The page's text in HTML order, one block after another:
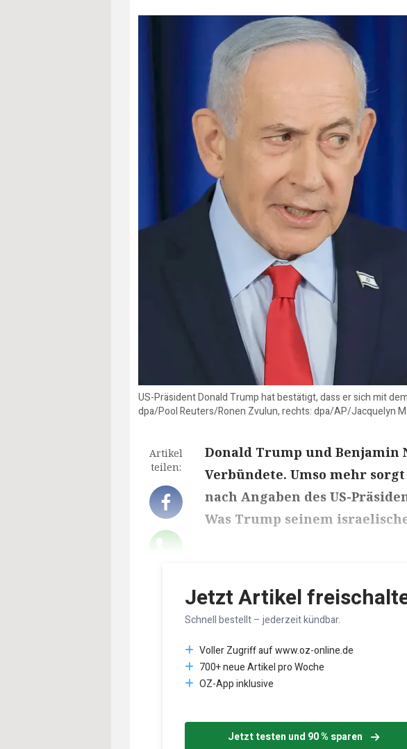
US-Präsident Donald Trump hat bestätigt, dass er sich mit
dpa/Pool Reuters/Ronen Zvulun, rechts: dpa/AP/Jacquelyn
Artikel
teilen:
Donald Trump und Benjamin
Verbündete. Umso mehr
nach Angaben des US-
Was Trump seinem
Jetzt Artikel
Schnell bestellt – jederzeit kündbar.
Voller Zugriff auf www.oz-online.de
700+ neue Artikel pro Woche
OZ-App inklusive
Jetzt testen und 90 % sparen